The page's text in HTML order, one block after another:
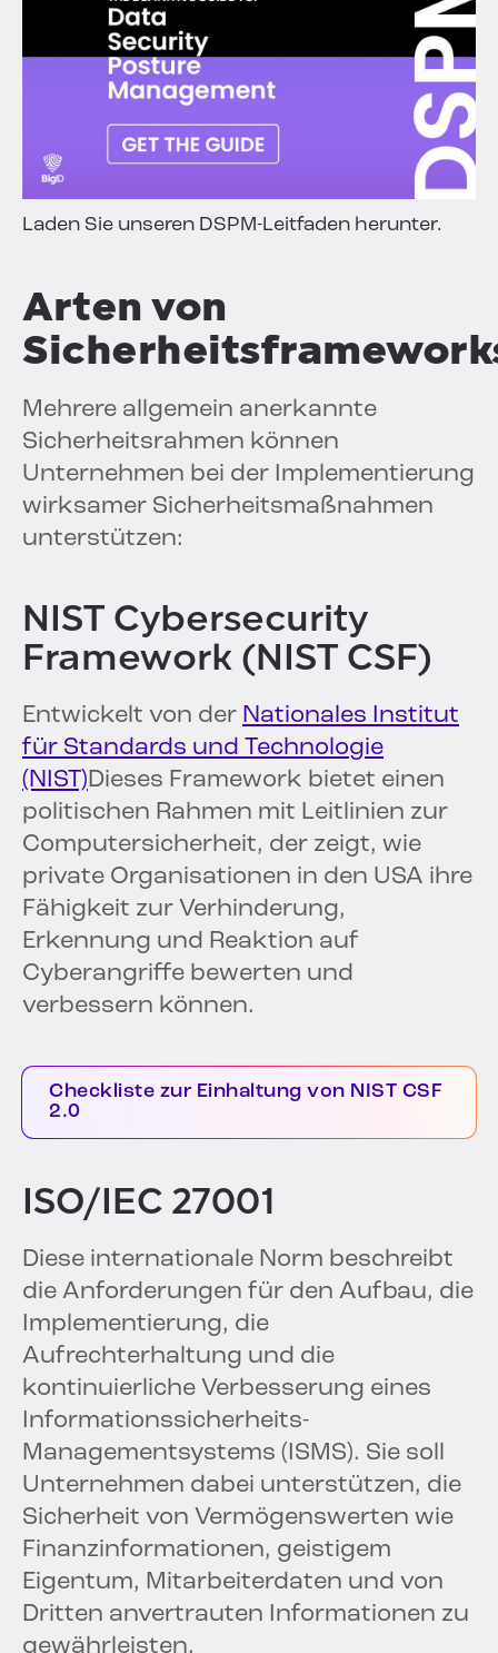
Laden Sie unseren DSPM-Leitfaden herunter.
Arten von
Mehrere allgemein anerkannte
Sicherheitsrahmen können
Unternehmen bei der Implementierung
wirksamer Sicherheitsmaßnahmen
unterstützen:
NIST Cybersecurity
Framework (NIST CSF)
Entwickelt von der Nationales Institut
für Standards und Technologie
(NIST)Dieses Framework bietet einen
politischen Rahmen mit Leitlinien zur
Computersicherheit, der zeigt, wie
private Organisationen in den USA ihre
Fähigkeit zur Verhinderung,
Erkennung und Reaktion auf
Cyberangriffe bewerten und
verbessern können.
Checkliste zur Einhaltung von NIST CSF
2.0
ISO/IEC 27001
Diese internationale Norm beschreibt
die Anforderungen für den Aufbau, die
Implementierung, die
Aufrechterhaltung und die
kontinuierliche Verbesserung eines
Informationssicherheits-
Managementsystems (ISMS). Sie soll
Unternehmen dabei unterstützen, die
Sicherheit von Vermögenswerten wie
Finanzinformationen, geistigem
Eigentum, Mitarbeiterdaten und von
Dritten anvertrauten Informationen zu
gewährleisten.